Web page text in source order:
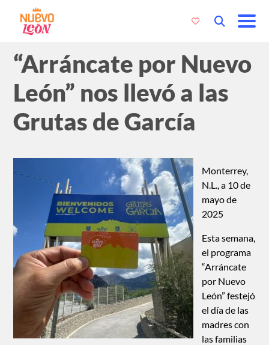
“Arráncate por Nuevo
León” nos llevó a las
Grutas de García
Monterrey,
N.L., a 10 de
mayo de
2025
Esta semana,
el programa
“Arráncate
por Nuevo
León” festejó
el día de las
madres con
las familias